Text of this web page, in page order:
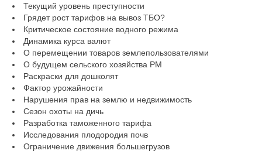
Текущий уровень преступности
Грядет рост тарифов на вывоз ТБО?
Критическое состояние водного режима
Динамика курса валют
О перемещении товаров землепользователями
О будущем сельского хозяйства РМ
Раскраски для дошколят
Фактор урожайности
Нарушения прав на землю и недвижимость
Сезон охоты на дичь
Разработка таможенного тарифа
Исследования плодородия почв
Ограничение движения большегрузов